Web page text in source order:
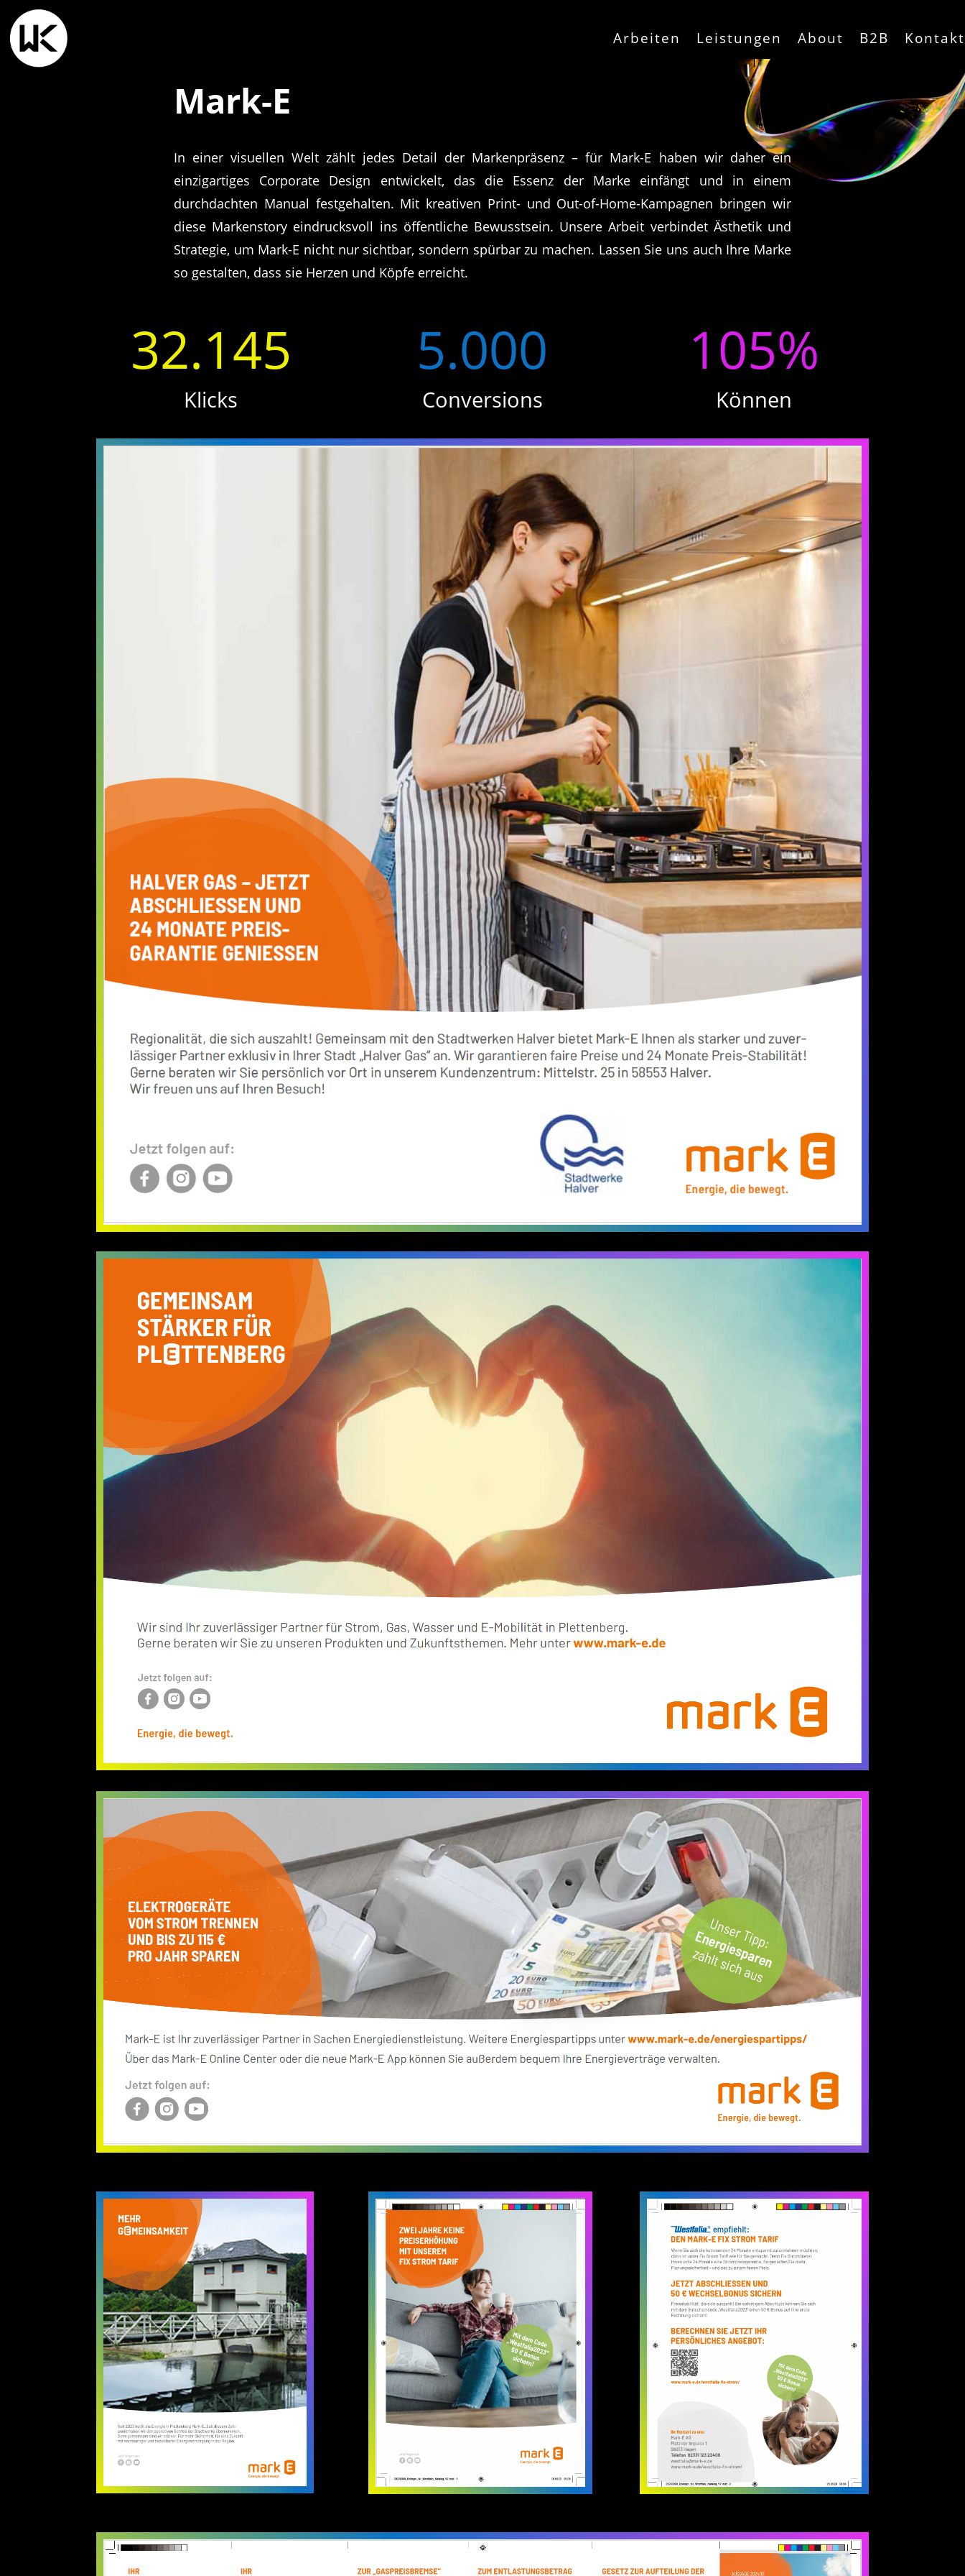
Arbeiten Leistungen About B2B Kontakt
Mark-E
In einer visuellen Welt zählt jedes Detail der Markenpräsenz – für Mark-E haben wir daher ein
einzigartiges Corporate Design entwickelt, das die Essenz der Marke einfängt und in einem
durchdachten Manual festgehalten. Mit kreativen Print- und Out-of-Home-Kampagnen bringen wir
diese Markenstory eindrucksvoll ins öffentliche Bewusstsein. Unsere Arbeit verbindet Ästhetik und
Strategie, um Mark-E nicht nur sichtbar, sondern spürbar zu machen. Lassen Sie uns auch Ihre Marke
so gestalten, dass sie Herzen und Köpfe erreicht.
32.145
Klicks
5.000
Conversions
105%
Können